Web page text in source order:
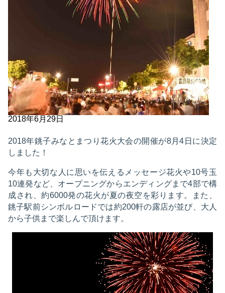
2018年6月29日
2018年銚子みなとまつり花火大会の開催が8月4日に決定
しました！
今年も大切な人に思いを伝えるメッセージ花火や10号玉
10連発など、オープニングからエンディングまで4部で構
成され、約6000発の花火が夏の夜空を彩ります。また、
銚子駅前シンボルロードでは約200軒の露店が並び、大人
から子供まで楽しんで頂けます。